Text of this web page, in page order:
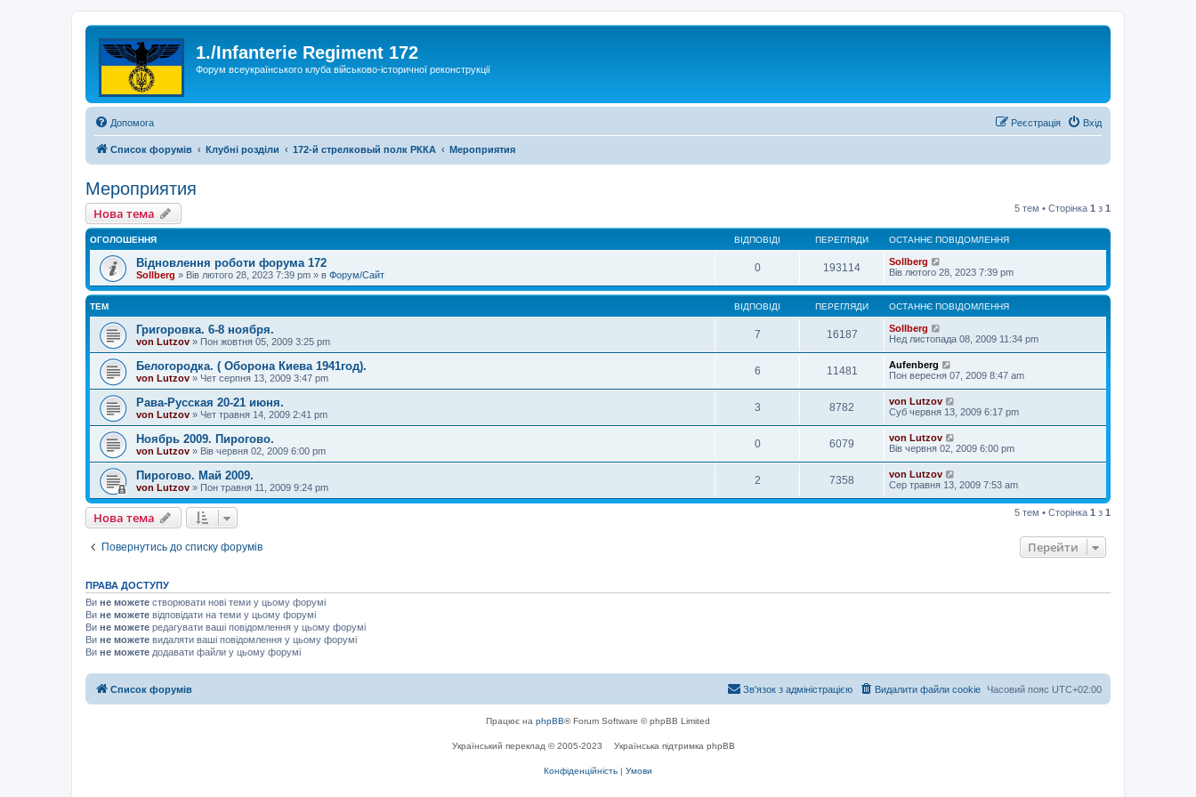
1./Infanterie Regiment 172
Форум всеукраїнського клуба військово-історичної реконструкції
Допомога Вхід
Реєстрація
Список форумів Клубні розділи 172-й стрелковый полк РККА Мероприятия
Мероприятия
Нова тема 5 тем • Сторінка 1 з 1
ОГОЛОШЕННЯ ВІДПОВІДІ ПЕРЕГЛЯДИ ОСТАННЄ ПОВІДОМЛЕННЯ
Відновлення роботи форума 172
Sollberg » Вів лютого 28, 2023 7:39 pm » в Форум/Сайт
0 193114
Sollberg
Вів лютого 28, 2023 7:39 pm
ТЕМ ВІДПОВІДІ ПЕРЕГЛЯДИ ОСТАННЄ ПОВІДОМЛЕННЯ
Григоровка. 6-8 ноября.
von Lutzov » Пон жовтня 05, 2009 3:25 pm
7 16187
Sollberg
Нед листопада 08, 2009 11:34 pm
Белогородка. ( Оборона Киева 1941год).
von Lutzov » Чет серпня 13, 2009 3:47 pm
6 11481
Aufenberg
Пон вересня 07, 2009 8:47 am
Рава-Русская 20-21 июня.
von Lutzov » Чет травня 14, 2009 2:41 pm
3 8782
von Lutzov
Суб червня 13, 2009 6:17 pm
Ноябрь 2009. Пирогово.
von Lutzov » Вів червня 02, 2009 6:00 pm
0 6079
von Lutzov
Вів червня 02, 2009 6:00 pm
Пирогово. Май 2009.
von Lutzov » Пон травня 11, 2009 9:24 pm
2 7358
von Lutzov
Сер травня 13, 2009 7:53 am
Нова тема 5 тем • Сторінка 1 з 1
Повернутись до списку форумів Перейти
ПРАВА ДОСТУПУ
Ви не можете створювати нові теми у цьому форумі
Ви не можете відповідати на теми у цьому форумі
Ви не можете редагувати ваші повідомлення у цьому форумі
Ви не можете видаляти ваші повідомлення у цьому форумі
Ви не можете додавати файли у цьому форумі
Список форумів Часовий пояс UTC+02:00
Видалити файли cookie
Зв'язок з адміністрацією
Працює на phpBB® Forum Software © phpBB Limited
Український переклад © 2005-2023 Українська підтримка phpBB
Конфіденційність | Умови